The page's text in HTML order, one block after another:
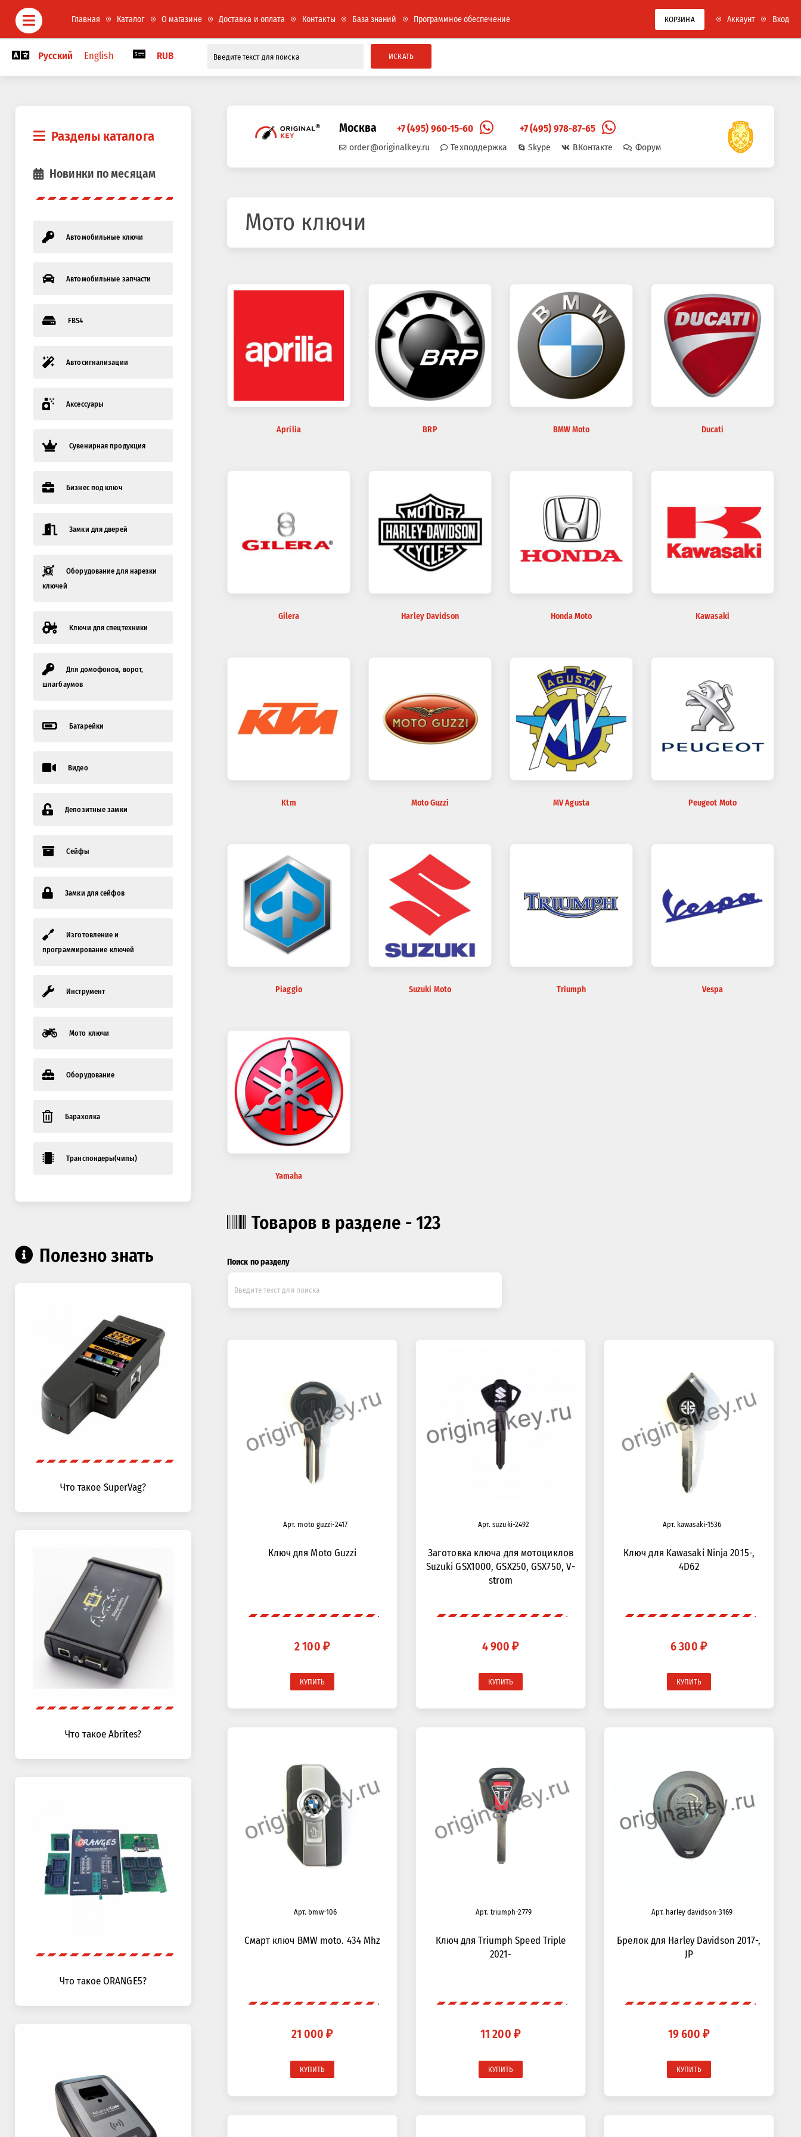
Главная Каталог О магазине Доставка и оплата Контакты База знаний Программное обеспечение КОРЗИНА Аккаунт Вход
Русский English RUB ИСКАТЬ
Разделы каталога
Новинки по месяцам
Автомобильные ключи
Автомобильные запчасти
FBS4
Автосигнализации
Аксессуары
Сувенирная продукция
Бизнес под ключ
Замки для дверей
Оборудование для нарезки
ключей
Ключи для спецтехники
Для домофонов, ворот,
шлагбаумов
Батарейки
Видео
Депозитные замки
Сейфы
Замки для сейфов
Изготовление и
программирование ключей
Инструмент
Мото ключи
Оборудование
Барахолка
Транспондеры(чипы)
Полезно знать
Что такое SuperVag?
Что такое Abrites?
Что такое ORANGE5?
Москва +7 (495) 960-15-60 +7 (495) 978-87-65
order@originalkey.ru Техподдержка Skype ВКонтакте Форум
Мото ключи
Aprilia BRP BMW Moto Ducati
Gilera Harley Davidson Honda Moto Kawasaki
Ktm Moto Guzzi MV Agusta Peugeot Moto
Piaggio Suzuki Moto Triumph Vespa
Yamaha
Товаров в разделе - 123
Поиск по разделу
Арт. moto guzzi-2417
Ключ для Moto Guzzi
2 100 ₽
КУПИТЬ
Арт. suzuki-2492
Заготовка ключа для мотоциклов
Suzuki GSX1000, GSX250, GSX750, V-
strom
4 900 ₽
КУПИТЬ
Арт. kawasaki-1536
Ключ для Kawasaki Ninja 2015-,
4D62
6 300 ₽
КУПИТЬ
Арт. bmw-106
Смарт ключ BMW moto. 434 Mhz
21 000 ₽
КУПИТЬ
Арт. triumph-2779
Ключ для Triumph Speed Triple
2021-
11 200 ₽
КУПИТЬ
Арт. harley davidson-3169
Брелок для Harley Davidson 2017-,
JP
19 600 ₽
КУПИТЬ